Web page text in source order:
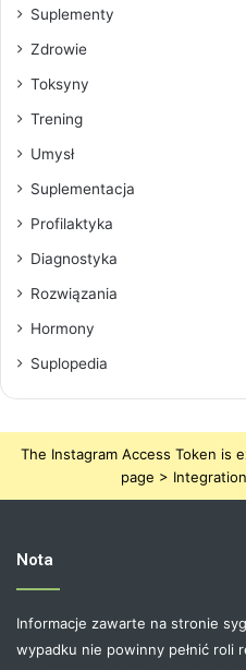
Suplementy
Zdrowie
Toksyny
Trening
Umysł
Suplementacja
Profilaktyka
Diagnostyka
Rozwiązania
Hormony
Suplopedia
The Instagram Access Token is
page >
Nota
Informacje zawarte na stronie
wypadku nie powinny pełnić roli